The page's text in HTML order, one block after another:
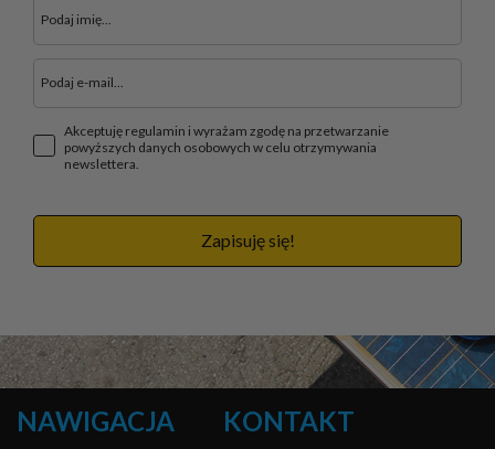
Akceptuję regulamin i wyrażam zgodę na przetwarzanie
powyższych danych osobowych w celu otrzymywania
newslettera.
Zapisuję się!
NAWIGACJA KONTAKT